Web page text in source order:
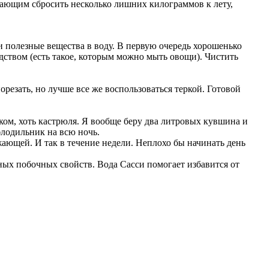
сбросить несколько лишних килограммов к лету,
вещества в воду. В первую очередь хорошенько
(есть такое, которым можно мыть овощи). Чистить
но лучше все же воспользоваться теркой. Готовой
хоть кастрюля. Я вообще беру два литровых кувшина и
на всю ночь.
И так в течение недели. Неплохо бы начинать день
побочных свойств. Вода Сасси помогает избавится от